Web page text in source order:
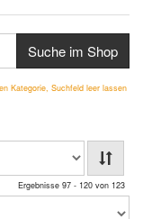
Suche im Shop
Kategorie, Suchfeld leer lassen
Ergebnisse 97 - 120 von 123